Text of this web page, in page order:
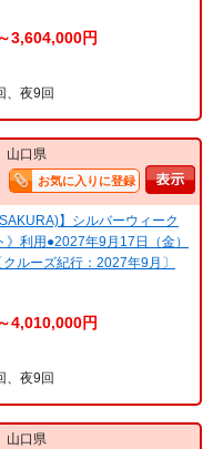
3,604,000円
、夜9回
山口県
お気に入りに登録
】シルバーウィーク
利用●2027年9月17日（金）
ルーズ紀行：2027年9月〕
4,010,000円
、夜9回
山口県